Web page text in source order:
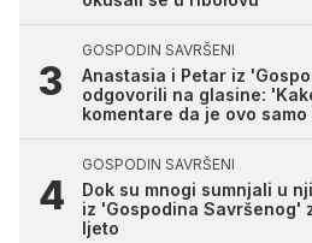
GOSPODIN SAVRŠENI
Anastasia i Petar iz
odgovorili na glasine:
komentare da je ovo samo
GOSPODIN SAVRŠENI
Dok su mnogi sumnjali u
iz 'Gospodina Savršenog'
ljeto